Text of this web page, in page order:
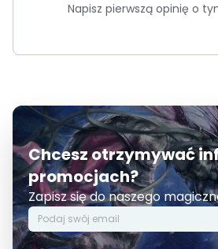
Napisz pierwszą opinię o
Chcesz otrzymywać
promocjach?
Zapisz się do naszego